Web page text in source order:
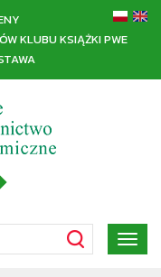
KLUBU KSIĄŻKI PWE
Pokaż
menu